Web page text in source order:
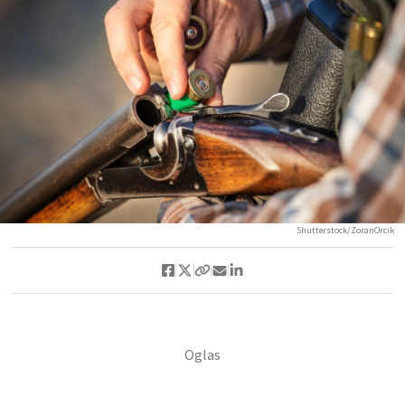
Shutterstock/ZoranOrcik